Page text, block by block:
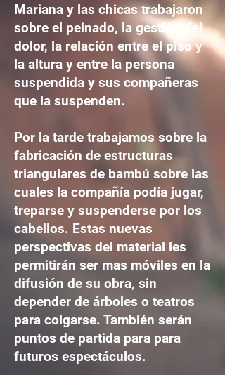
Mariana y las chicas trabajaron
sobre el peinado, la gestión del
dolor, la relación entre el piso y
la altura y entre la persona
suspendida y sus compañeras
que la suspenden.
Por la tarde trabajamos sobre la
fabricación de estructuras
triangulares de bambú sobre las
cuales la compañía podía jugar,
treparse y suspenderse por los
cabellos. Estas nuevas
perspectivas del material les
permitirán ser mas móviles en la
difusión de su obra, sin
depender de árboles o teatros
para colgarse. También serán
puntos de partida para para
futuros espectáculos.